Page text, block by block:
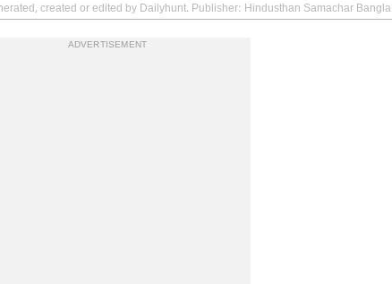
created or edited by Dailyhunt. Publisher: Hindusthan Samachar Bangla
ADVERTISEMENT